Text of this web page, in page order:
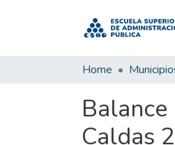
Home
Caldas